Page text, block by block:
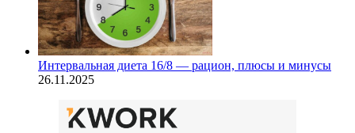
Интервальная диета 16/8 — рацион, плюсы и минусы
26.11.2025